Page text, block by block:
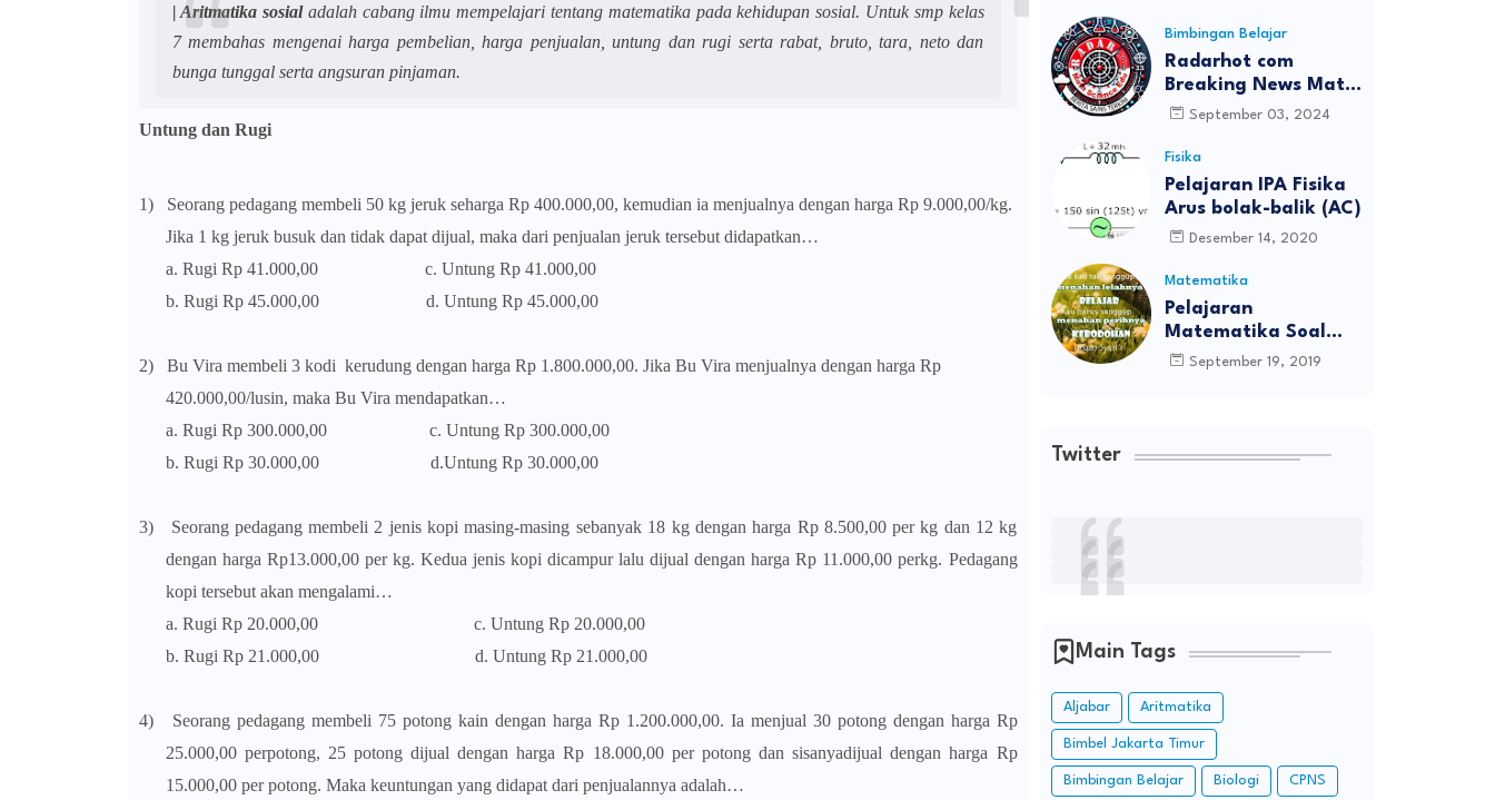
| Aritmatika sosial adalah cabang ilmu mempelajari tentang matematika pada kehidupan sosial. Untuksmp kelas
7 membahas mengenai harga pembelian, harga penjualan, untung dan rugi serta rabat, bruto, tara, neto dan
bunga tunggal serta angsuran pinjaman.
Untung dan Rugi
1)
Seorang pedagang membeli 50 kg jeruk seharga Rp 400.000,00, kemudian ia menjualnya dengan harga Rp 9.000,00/kg.
Jika 1 kg jeruk busuk dan tidak dapat dijual, maka dari penjualan jeruk tersebut didapatkan…
a. Rugi Rp 41.000,00 c. Untung Rp 41.000,00
b. Rugi Rp 45.000,00 d. Untung Rp 45.000,00
2)
Bu Vira membeli 3 kodi kerudung dengan harga Rp 1.800.000,00. Jika Bu Vira menjualnya dengan harga Rp
420.000,00/lusin, maka Bu Vira mendapatkan…
a. Rugi Rp 300.000,00 c. Untung Rp 300.000,00
b. Rugi Rp 30.000,00 d.Untung Rp 30.000,00
3)
Seorang pedagang membeli 2 jenis kopi masing-masing sebanyak 18 kg dengan harga Rp 8.500,00 per kg dan 12 kg
dengan harga Rp13.000,00 per kg. Kedua jenis kopi dicampur lalu dijual dengan harga Rp 11.000,00 perkg. Pedagang
kopi tersebut akan mengalami…
a. Rugi Rp 20.000,00 c. Untung Rp 20.000,00
b. Rugi Rp 21.000,00 d. Untung Rp 21.000,00
4)
Seorang pedagang membeli 75 potong kain dengan harga Rp 1.200.000,00. Ia menjual 30 potong dengan harga Rp
25.000,00 perpotong, 25 potong dijual dengan harga Rp 18.000,00 per potong dan sisanyadijual dengan harga Rp
15.000,00 per potong. Maka keuntungan yang didapat dari penjualannya adalah…
Bimbingan Belajar
Radarhot com
Breaking News Math
Science education
September 03, 2024
Fisika
Pelajaran IPA Fisika
Arus bolak-balik (AC)
Desember 14, 2020
Matematika
Pelajaran
Matematika Soal
UTS/PTS Kelas 8
September 19, 2019
Twitter
Main Tags
Aljabar Aritmatika
Bimbel Jakarta Timur
Bimbingan Belajar Biologi CPNS